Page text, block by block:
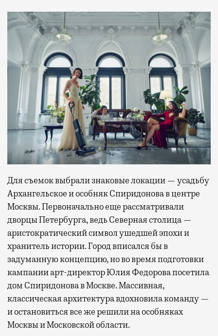
Для съемок выбрали знаковые локации — усадьбу
Архангельское и особняк Спиридонова в центре
Москвы. Первоначально еще рассматривали
дворцы Петербурга, ведь Северная столица —
аристократический символ ушедшей эпохи и
хранитель истории. Город вписался бы в
задуманную концепцию, но во время подготовки
кампании арт-директор Юлия Федорова посетила
дом Спиридонова в Москве. Массивная,
классическая архитектура вдохновила команду —
и остановиться все же решили на особняках
Москвы и Московской области.